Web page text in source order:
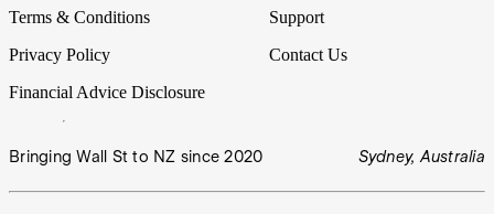
Terms & Conditions
Privacy Policy
Financial Advice Disclosure
Support
Contact Us
Bringing Wall St to NZ since 2020 Sydney, Australia